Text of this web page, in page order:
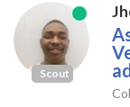
Scout